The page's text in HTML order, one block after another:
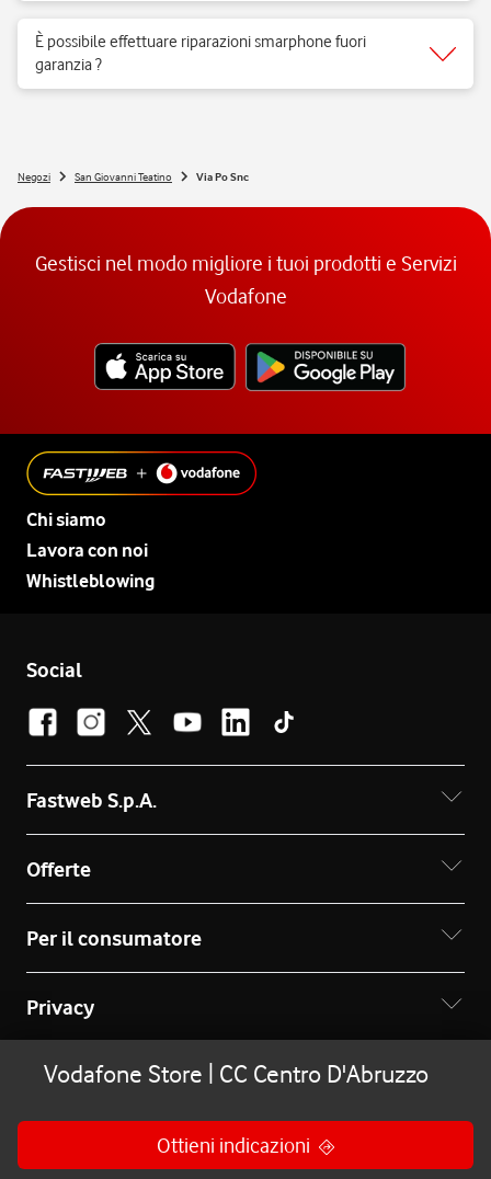
apposta per la tua azienda.
È possibile effettuare riparazioni smarphone fuori
garanzia ?
Vodafone Store | CC Centro D'Abruzzo
Ottieni indicazioni
Negozi San Giovanni Teatino Via Po Snc
Gestisci nel modo migliore i tuoi prodotti e Servizi
Vodafone
Chi siamo
Lavora con noi
Whistleblowing
Social
Fastweb S.p.A.
Offerte
Per il consumatore
Privacy
© Copyright 2026 - Ragione sociale: Fastweb S.p.A. -
Vodafone è un marchio licenziato a Fastweb S.p.A.